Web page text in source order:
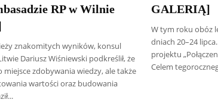
RP w Wilnie
znakomitych wyników, konsul
Dariusz Wiśniewski podkreślił, że
miejsce zdobywania wiedzy, ale także
wartości oraz budowania
GALERIĄ]
W tym roku obóz
dniach 20–24
projektu
Celem